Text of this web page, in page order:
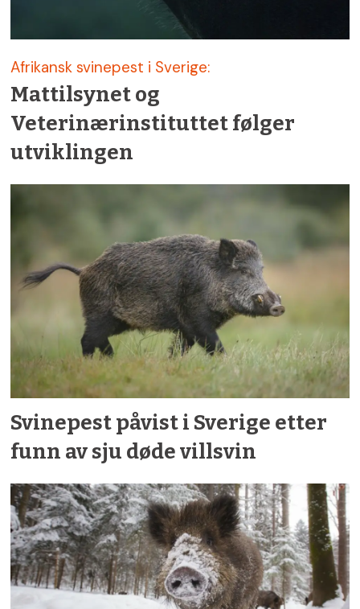
Afrikansk svinepest i Sverige:
Mattilsynet og
Veterinærinstituttet følger
utviklingen
Svinepest påvist i Sverige etter
funn av sju døde villsvin